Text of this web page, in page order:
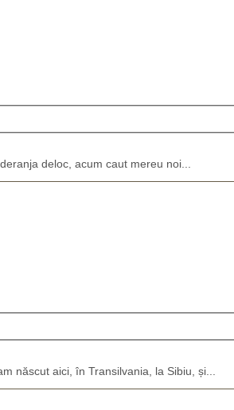
deloc, acum caut mereu noi...
născut aici, în Transilvania, la Sibiu, și...